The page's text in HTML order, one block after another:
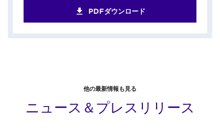
PDFダウンロード
他の最新情報も見る
ニュース＆プレスリリース